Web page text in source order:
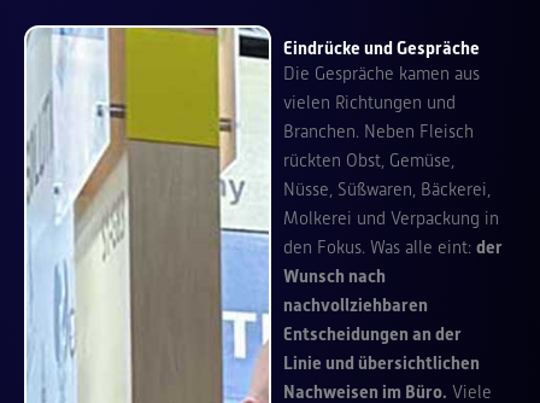
Eindrücke und Gespräche
Die Gespräche kamen aus
vielen Richtungen und
Branchen. Neben Fleisch
rückten Obst, Gemüse,
Nüsse, Süßwaren, Bäckerei,
Molkerei und Verpackung in
den Fokus. Was alle eint:der
Wunsch nach
nachvollziehbaren
Entscheidungen an der
Linie und übersichtlichen
Nachweisen im Büro. Viele